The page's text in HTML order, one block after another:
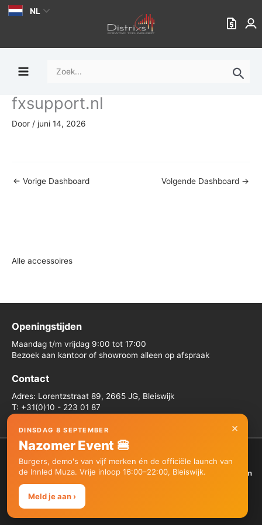
Ga
inhoud
NL
Zoek
Alle accessoires
fxsupport.nl
Door / juni 14, 2026
← Vorige Dashboard Volgende Dashboard →
Openingstijden
Maandag t/m vrijdag 9:00 tot 17:00
Bezoek aan kantoor of showroom alleen op afspraak
Contact
Adres: Lorentzstraat 89, 2665 JG, Bleiswijk
T: +31(0)10 - 223 01 87
Service
Service en Garantie
Algemene voorwaarden
We gebruiken cookies om je de beste ervaring op onze site te
bieden.
Je kunt meer informatie vinden over welke cookies we gebruiken
of deze uitschakelen in de
Afwijzen
×
DINSDAG 8 SEPTEMBER
Nazomer Event 🍔
Burgers, demo's van vijf merken én de officiële launch van
de Innled Muza. Vrije inloop 16:00–22:00, Bleiswijk.
Meld je aan ›